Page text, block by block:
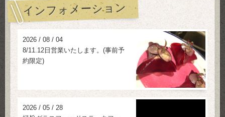
インフォメーション
2026 / 08 / 04
8/11.12日営業いたします。(事前予
約限定)
2026 / 05 / 28